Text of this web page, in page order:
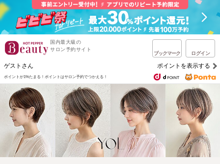
国内最大級の
サロン予約サイト
ブックマーク ログイン
ゲストさん ポイントを表示する
ポイントが1%たまる！ ポイントはサロン予約でつかえる！